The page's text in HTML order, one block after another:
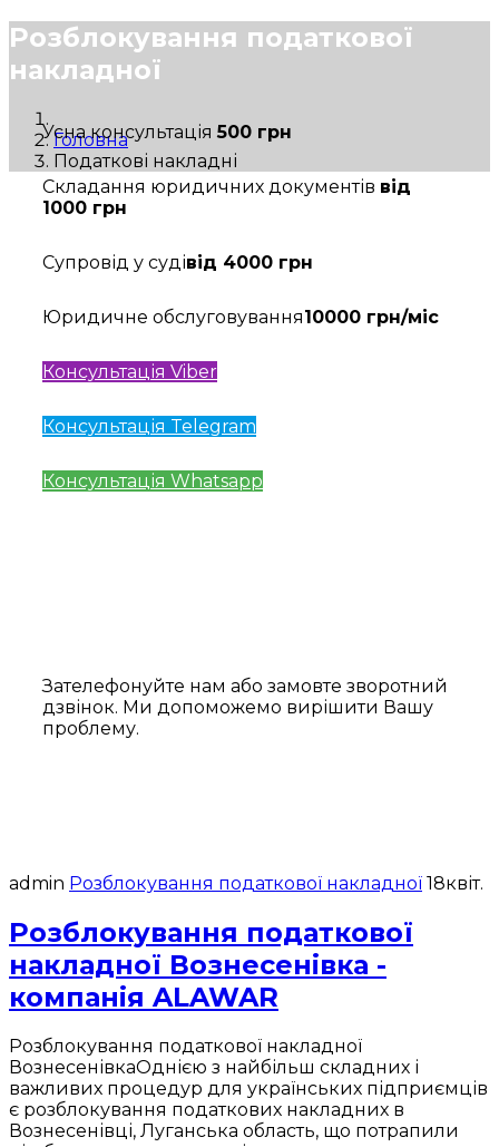
Розблокування податкової
накладної
Головна
Податкові накладні
Усна консультація500 грн
Складання юридичних документів від
1000 грн
Супровід у судівід 4000 грн
Юридичне обслуговування10000 грн/міс
Консультація Viber
Консультація Telegram
Консультація Whatsapp
Зателефонуйте нам або замовте зворотний
дзвінок. Ми допоможемо вирішити Вашу
проблему.
admin Розблокування податкової накладної 18квіт.
Розблокування податкової
накладної Вознесенівка -
компанія ALAWAR
Розблокування податкової накладної
ВознесенівкаОднією з найбільш складних і
важливих процедур для українських підприємців
є розблокування податкових накладних в
Вознесенівці, Луганська область, що потрапили